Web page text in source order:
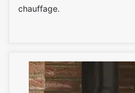
chauffage.